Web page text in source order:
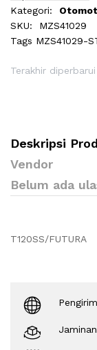
Kategori:
SKU:
MZS41029
Tags MZS41029-
Terakhir
Deskripsi
Vendor
Belum ada
T120SS/FUTURA